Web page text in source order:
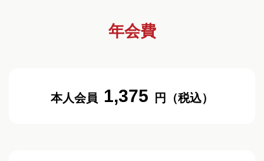
年会費
本人会員 1,375 円（税込）